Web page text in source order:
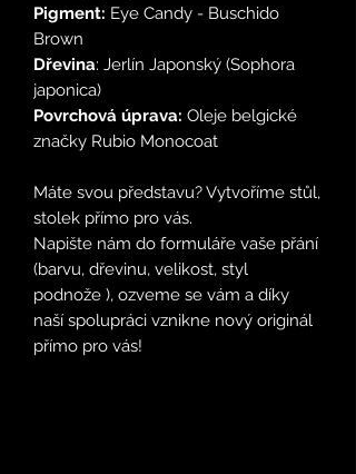
Pigment: Eye Candy - Buschido
Brown
Dřevina: Jerlín Japonský (Sophora
japonica)
Povrchová úprava: Oleje belgické
značky Rubio Monocoat
Máte svou představu? Vytvoříme stůl,
stolek přímo pro vás.
Napište nám do formuláře vaše přání
(barvu, dřevinu, velikost, styl
podnože ), ozveme se vám a díky
naší spolupráci vznikne nový originál
přímo pro vás!